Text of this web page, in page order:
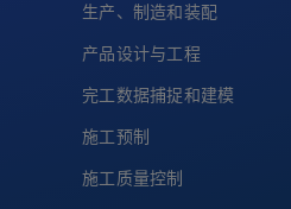
生产、制造和装配
产品设计与工程
完工数据捕捉和建模
施工预制
施工质量控制